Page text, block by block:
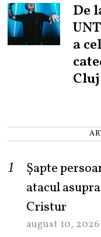
De
a
Cluj
Șapte
atacul
Cristur
august 10, 2026